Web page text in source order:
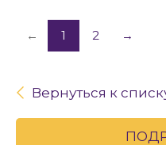
← 1 2 →
Вернуться к